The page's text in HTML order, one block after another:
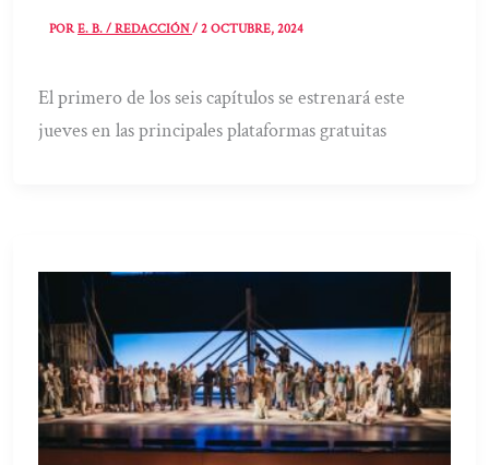
PORE. B. / REDACCIÓN/2 OCTUBRE, 2024
El primero de los seis capítulos se estrenará este
jueves en las principales plataformas gratuitas